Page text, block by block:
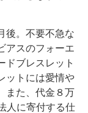
。不要不急な
アスのフォーエ
ドブレスレット
ットには愛情や
また、代金８万
人に寄付する仕